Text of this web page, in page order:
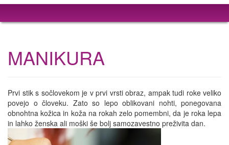
MANIKURA
Prvi stik s sočlovekom je v prvi vrsti obraz, ampak tudi roke veliko
povejo o človeku. Zato so lepo oblikovani nohti, ponegovana
obnohtna kožica in koža na rokah zelo pomembni, da je roka lepa
in lahko ženska ali moški še bolj samozavestno preživita dan.